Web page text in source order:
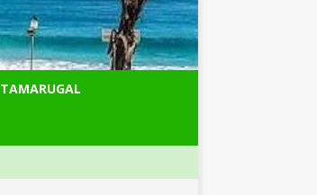
TAMARUGAL